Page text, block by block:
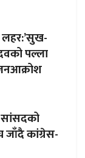
लहर:’सुख-
पल्ला
जनआक्रोश
सांसदको
जाँदै कांग्रेस-